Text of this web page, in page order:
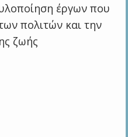
έργων που
πολιτών και την
ζωής